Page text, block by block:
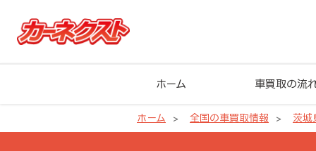
ホーム 車買取の流
ホーム 全国の車買取情報 茨城